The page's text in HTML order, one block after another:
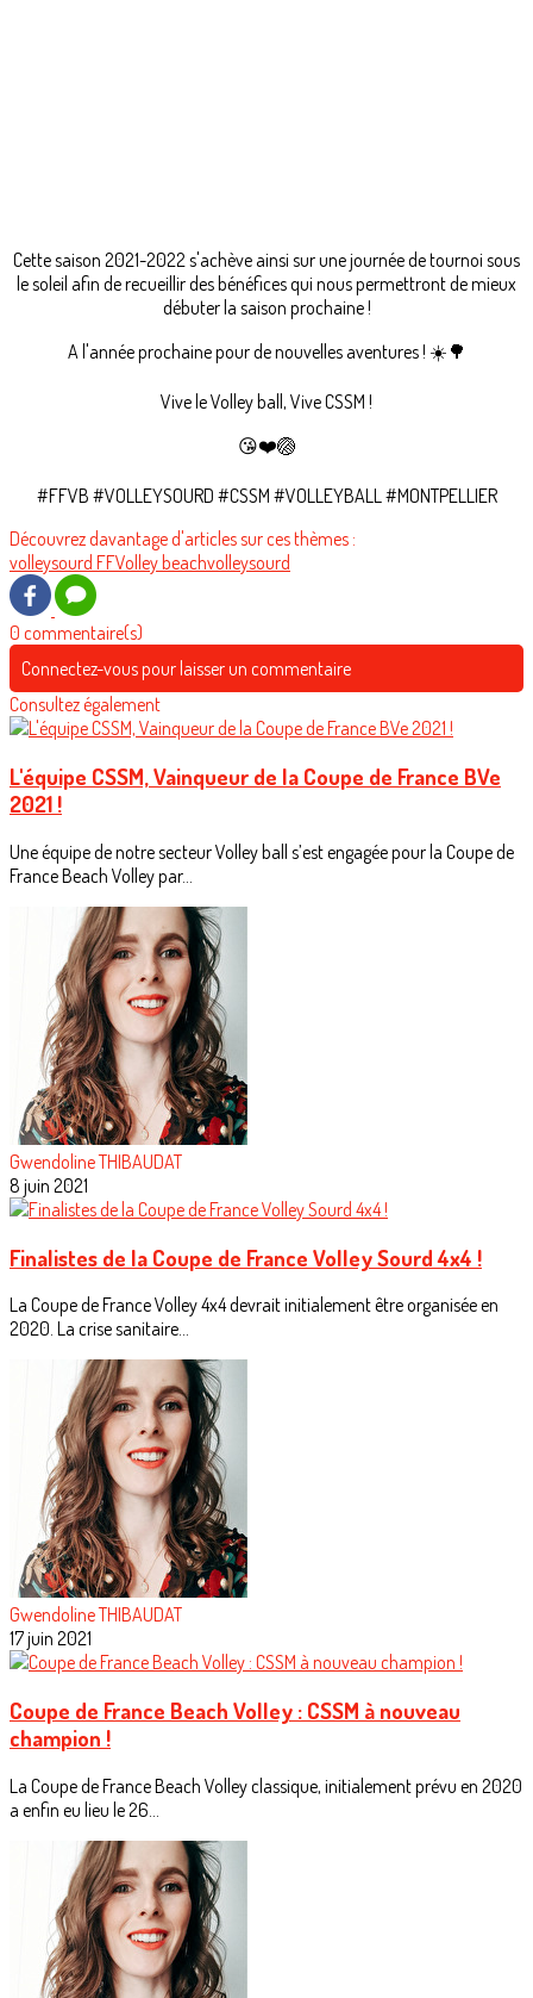
Cette saison 2021-2022 s'achève ainsi sur une journée de tournoi sous
le soleil afin de recueillir des bénéfices qui nous permettront de mieux
débuter la saison prochaine !
A l'année prochaine pour de nouvelles aventures ! ☀️🌳
Vive le Volley ball, Vive CSSM !
😘❤️🏐
#FFVB #VOLLEYSOURD #CSSM #VOLLEYBALL #MONTPELLIER
Découvrez davantage d'articles sur ces thèmes :
volleysourd FFVolley beachvolleysourd
0 commentaire(s)
Connectez-vous pour laisser un commentaire
Consultez également
L'équipe CSSM, Vainqueur de la Coupe de France BVe
2021 !
Une équipe de notre secteur Volley ball s’est engagée pour la Coupe de
France Beach Volley par...
Gwendoline THIBAUDAT
8 juin 2021
Finalistes de la Coupe de France Volley Sourd 4x4 !
La Coupe de France Volley 4x4 devrait initialement être organisée en
2020. La crise sanitaire...
Gwendoline THIBAUDAT
17 juin 2021
Coupe de France Beach Volley : CSSM à nouveau
champion !
La Coupe de France Beach Volley classique, initialement prévu en 2020
a enfin eu lieu le 26...